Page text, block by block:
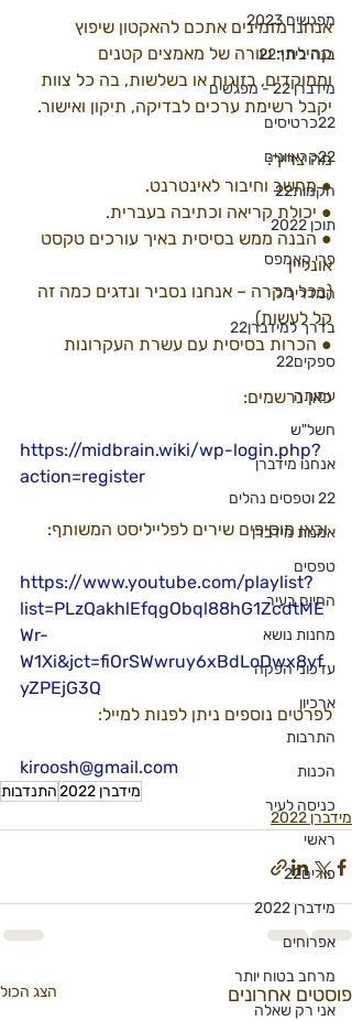
מפגשים 2023
בנה ביתך22
מידברן 22 - מפגשים
22כרטיסים
22קראוונים
הקמות22
תוכן 2022
פרי קאמפס
המדריך ל
בדרך למידברן22
ספקים22
עמותה
חשל"ש
אנחנו מידברן
22 וטפסים נהלים
אמנות מידברן
טפסים
החיים בעיר
מחנות נושא
עדכוני הפקה
ארכיון
התרבות
הכנות
כניסה לעיר
ראשי
פורים22
מידברן 2022
אפרוחים
מרחב בטוח יותר
אני רק שאלה
אנחנו מזמינים אתכם להאקטון שיפוץ
קהילתי: שורה של מאמצים קטנים
וממוקדים, בזוגות או בשלשות, בה כל צוות
יקבל רשימת ערכים לבדיקה, תיקון ואישור.
מה צריך:
● מחשב וחיבור לאינטרנט.
● יכולת קריאה וכתיבה בעברית.
● הבנה ממש בסיסית באיך עורכים טקסט
אונליין
(בכל מקרה – אנחנו נסביר ונדגים כמה זה
קל לעשות)
● הכרות בסיסית עם עשרת העקרונות
כאן נרשמים:
https://midbrain.wiki/wp-login.php?
action=register
וכאן מוסיפים שירים לפלייליסט המשותף:
https://www.youtube.com/playlist?
list=PLzQakhlEfqgObql88hG1ZcdtME
Wr-
W1Xi&jct=fiOrSWwruy6xBdLoDwx8yf
yZPEjG3Q
לפרטים נוספים ניתן לפנות למייל:
kiroosh@gmail.com
מידברן 2022
התנדבות
מידברן 2022
פוסטים אחרונים הצג הכול